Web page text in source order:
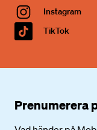
Instagram
TikTok
Prenumerera